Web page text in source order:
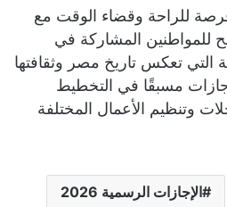
للراحة وقضاء الوقت مع
للمواطنين المشاركة في
التي تعكس تاريخ مصر وثقافتها
مسبقًا في التخطيط
وتنظيم الأعمال المختلفة
الإجازات الرسمية 2026